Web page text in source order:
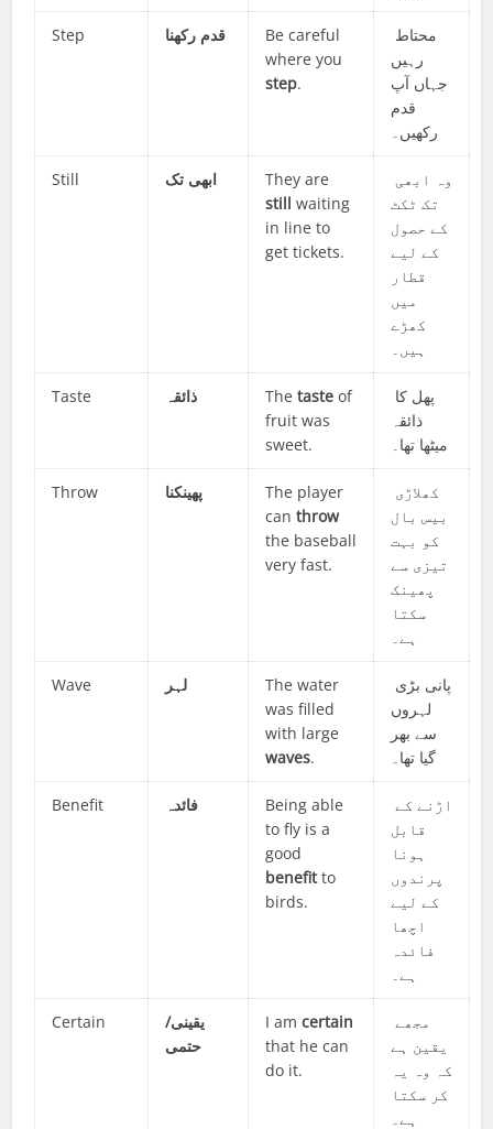
Step قدم رکھنا
Be careful
where you
step.
رہیں
جہاں آپ
قدم
رکھیں۔
Still ابھی تک
They are
still waiting
in line to
get tickets.
تک ٹکٹ
کے حصول
کے لیے
قطار
میں
کھڑے
ہیں۔
Taste ذائقہ Thetaste of
fruit was
sweet.
ذائقہ
میٹھا تھا۔
Throw پھینکنا
The player
canthrow
the baseball
very fast.
بیس بال
کو بہت
تیزی سے
پھینک
سکتا
ہے۔
Wave لہر
The water
was filled
with large
waves.
لہروں
سے بھر
گیا تھا۔
Benefit فائدہ
Being able
to fly is a
good
benefitto
birds.
اڑنے کے
قابل
ہونا
پرندوں
کے لیے
اچھا
فائدہ
ہے۔
Certain
یقینی/
حتمی
I amcertain
that he can
do it.
مجھے
یقین ہے
کہ وہ یہ
کر سکتا
ہے۔